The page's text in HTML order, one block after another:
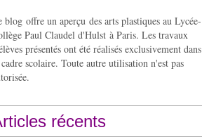
blog offre un aperçu des arts plastiques au Lycée-
Paul Claudel d'Hulst à Paris. Les travaux
présentés ont été réalisés exclusivement dans
scolaire. Toute autre utilisation n'est pas
récents